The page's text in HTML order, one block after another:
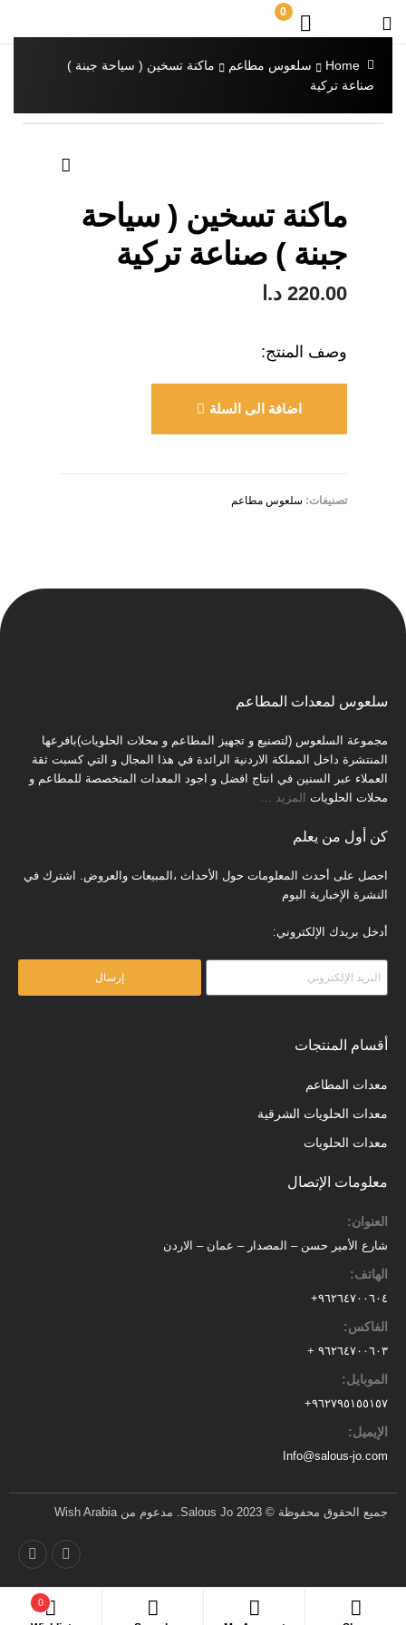
0
Home سلعوس مطاعم
ماكنة تسخين ( سياحة جبنة )
صناعة تركية
ماكنة تسخين ( سياحة
جبنة ) صناعة تركية
220.00 د.ا
وصف المنتج:
اضافة الى السلة
تصنيفات: سلعوس مطاعم
سلعوس لمعدات المطاعم
مجموعة السلعوس (لتصنيع و تجهيز المطاعم و محلات الحلويات)بافرعها
المنتشرة داخل المملكة الاردنية الرائدة في هذا المجال و التي كسبت ثقة
العملاء عبر السنين في انتاج افضل و اجود المعدات المتخصصة للمطاعم و
محلات الحلويات المزيد
كن أول من يعلم
احصل على أحدث المعلومات حول الأحداث ،المبيعات والعروض. اشترك في
النشرة الإخبارية اليوم
أدخل بريدك الإلكتروني:
إرسال
أقسام المنتجات
معدات المطاعم
معدات الحلويات الشرقية
معدات الحلويات
معلومات الإتصال
العنوان:
شارع الأمير حسن – المصدار – عمان – الاردن
الهاتف:
٩٦٢٦٤٧٠٠٦٠٤+
الفاكس:
٩٦٢٦٤٧٠٠٦٠٣ +
الموبايل:
٩٦٢٧٩٥١٥٥١٥٧+
الإيميل:
Info@salous-jo.com
جميع الحقوق محفوظة © 2023 Salous Jo. مدعوم من Wish Arabia
0